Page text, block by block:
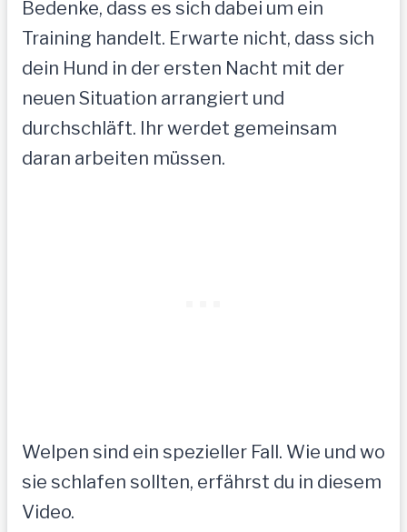
Bedenke, dass es sich dabei um ein
Training handelt. Erwarte nicht, dass sich
dein Hund in der ersten Nacht mit der
neuen Situation arrangiert und
durchschläft. Ihr werdet gemeinsam
daran arbeiten müssen.
Welpen sind ein spezieller Fall. Wie und wo
sie schlafen sollten, erfährst du in diesem
Video.